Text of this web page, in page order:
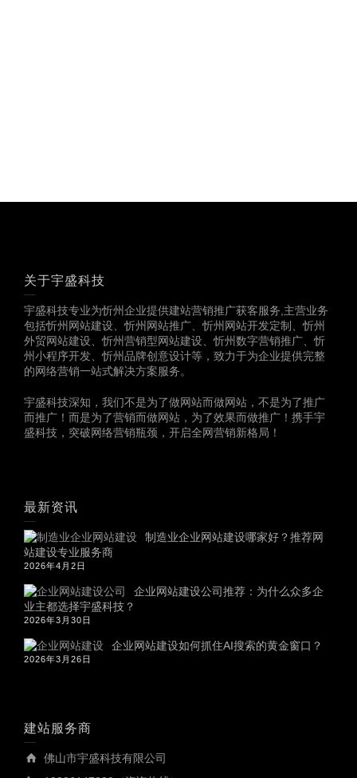
关于宇盛科技
宇盛科技专业为忻州企业提供建站营销推广获客服务,主营业务
包括忻州网站建设、忻州网站推广、忻州网站开发定制、忻州
外贸网站建设、忻州营销型网站建设、忻州数字营销推广、忻
州小程序开发、忻州品牌创意设计等，致力于为企业提供完整
的网络营销一站式解决方案服务。
宇盛科技深知，我们不是为了做网站而做网站，不是为了推广
而推广！而是为了营销而做网站，为了效果而做推广！携手宇
盛科技，突破网络营销瓶颈，开启全网营销新格局！
最新资讯
制造业企业网站建设哪家好？推荐网
站建设专业服务商
2026年4月2日
企业网站建设公司推荐：为什么众多企
业主都选择宇盛科技？
2026年3月30日
企业网站建设如何抓住AI搜索的黄金窗口？
2026年3月26日
建站服务商
佛山市宇盛科技有限公司